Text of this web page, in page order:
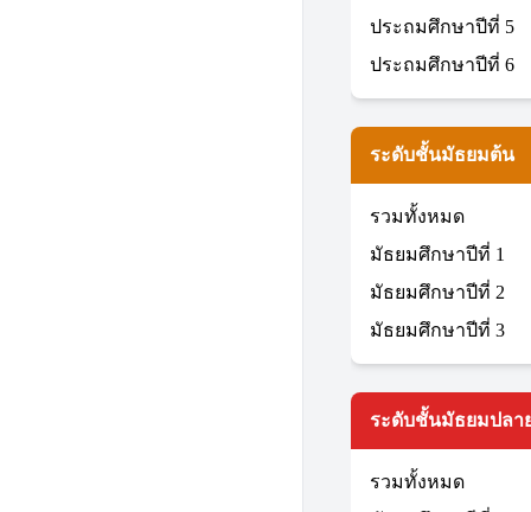
ประถมศึกษาปีที่ 5
ประถมศึกษาปีที่ 6
ระดับชั้นมัธยมต้น
รวมทั้งหมด
มัธยมศึกษาปีที่ 1
มัธยมศึกษาปีที่ 2
มัธยมศึกษาปีที่ 3
ระดับชั้นมัธยมปลา
รวมทั้งหมด